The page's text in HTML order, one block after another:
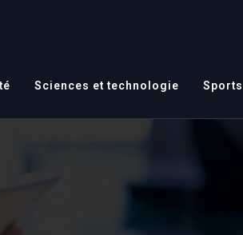
Sciences et technologie